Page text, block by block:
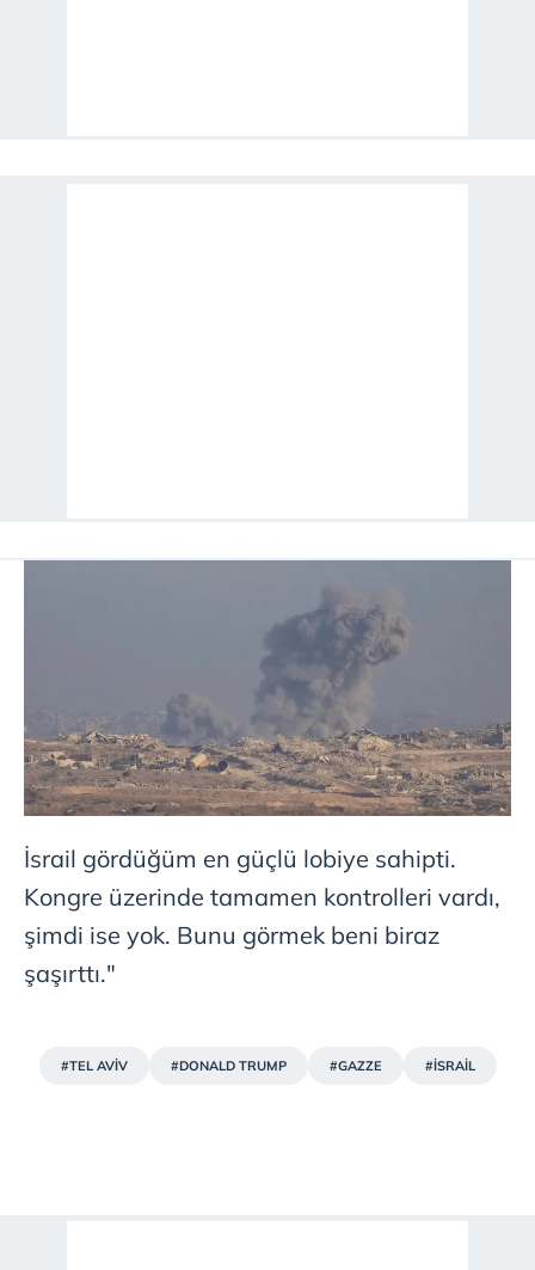
İsrail gördüğüm en güçlü lobiye sahipti.
Kongre üzerinde tamamen kontrolleri vardı,
şimdi ise yok. Bunu görmek beni biraz
şaşırttı."
#TEL AVİV #DONALD TRUMP #GAZZE #İSRAİL